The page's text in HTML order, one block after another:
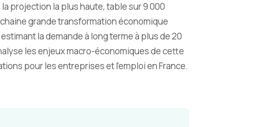
projection la plus haute, table sur 9 000
grande transformation économique
la demande à long terme à plus de 20
les enjeux macro-économiques de cette
pour les entreprises et l’emploi en France.